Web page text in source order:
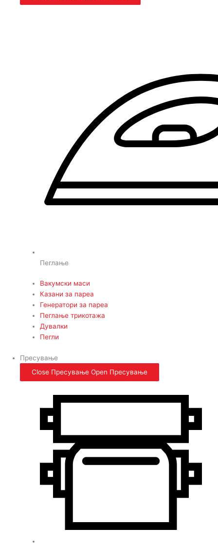
Пеглање
Вакумски маси
Казани за пареа
Генератори за пареа
Пеглање трикотажа
Дувалки
Пегли
Пресување
Close Пресување Open Пресување